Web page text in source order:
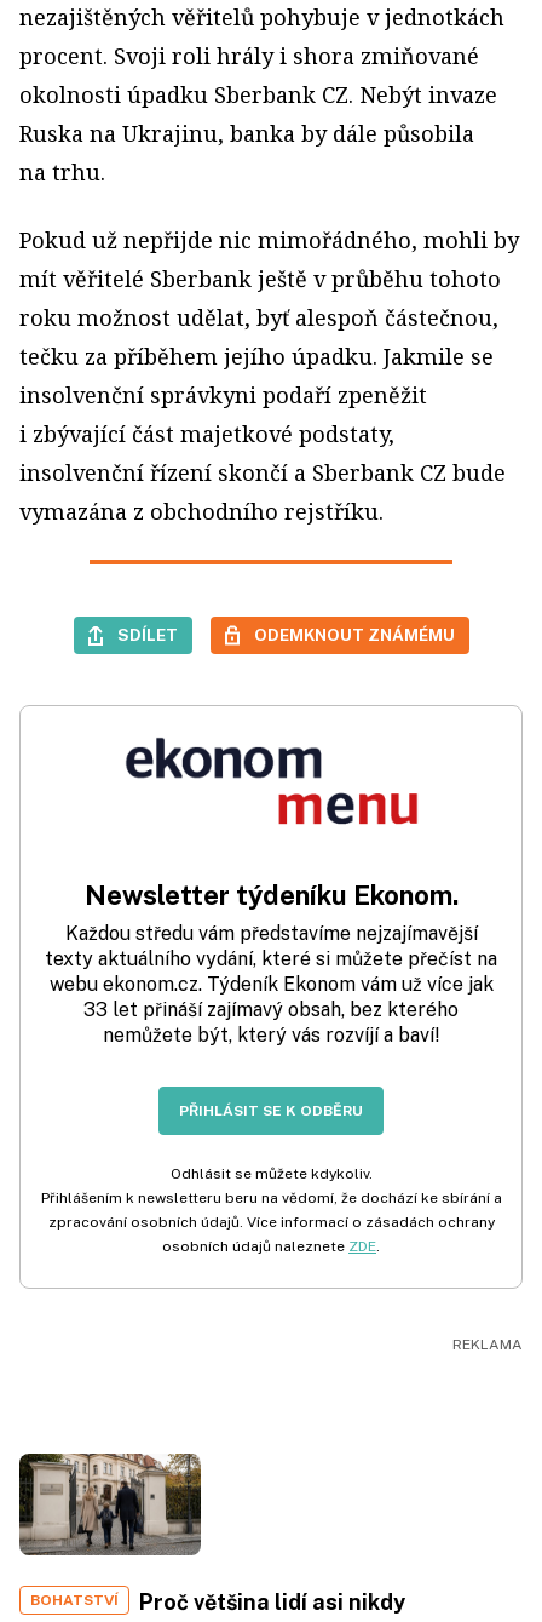
nezajištěných věřitelů pohybuje v jednotkách
procent. Svoji roli hrály i shora zmiňované
okolnosti úpadku Sberbank CZ. Nebýt invaze
Ruska na Ukrajinu, banka by dále působila
na trhu.
Pokud už nepřijde nic mimořádného, mohli by
mít věřitelé Sberbank ještě v průběhu tohoto
roku možnost udělat, byť alespoň částečnou,
tečku za příběhem jejího úpadku. Jakmile se
insolvenční správkyni podaří zpeněžit
i zbývající část majetkové podstaty,
insolvenční řízení skončí a Sberbank CZ bude
vymazána z obchodního rejstříku.
SDÍLET ODEMKNOUT ZNÁMÉMU
Newsletter týdeníku Ekonom.
Každou středu vám představíme nejzajímavější
texty aktuálního vydání, které si můžete přečíst na
webu ekonom.cz. Týdeník Ekonom vám už více jak
33 let přináší zajímavý obsah, bez kterého
nemůžete být, který vás rozvíjí a baví!
PŘIHLÁSIT SE K ODBĚRU
Odhlásit se můžete kdykoliv.
Přihlášením k newsletteru beru na vědomí, že dochází ke sbírání a
zpracování osobních údajů. Více informací o zásadách ochrany
osobních údajů naleznete ZDE
BOHATSTVÍ
Proč většina lidí asi nikdy